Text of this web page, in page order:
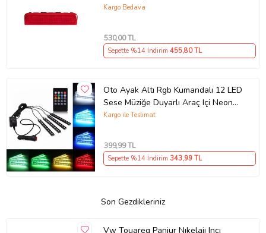
Kargo Bedava
530,00 TL
Sepette %14 İndirim 455,80 TL
Oto Ayak Altı Rgb Kumandalı 12 LED
Sese Müziğe Duyarlı Araç Içi Neon
LED
Kargo ile Teslimat
399,99 TL
Sepette %14 İndirim 343,99 TL
Son Gezdikleriniz
Vw Touareg Panjur Nıkelajı Incı